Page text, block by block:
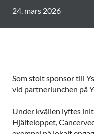
24. mars 2026
Som stolt sponsor till
vid partnerlunchen på
Under kvällen lyftes
Hjälteloppet,